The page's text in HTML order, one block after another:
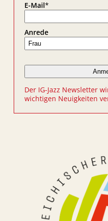
E-Mail*
Anrede
Der IG-Jazz Newsletter
wichtigen Neuigkeiten